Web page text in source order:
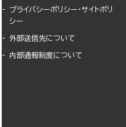
プライバシーポリシー・サイトポリ
シー
外部送信先について
内部通報制度について